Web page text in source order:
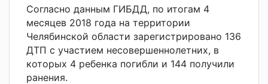
Согласно данным ГИБДД, по итогам 4
месяцев 2018 года на территории
Челябинской области зарегистрировано 136
ДТП с участием несовершеннолетних, в
которых 4 ребенка погибли и 144 получили
ранения.